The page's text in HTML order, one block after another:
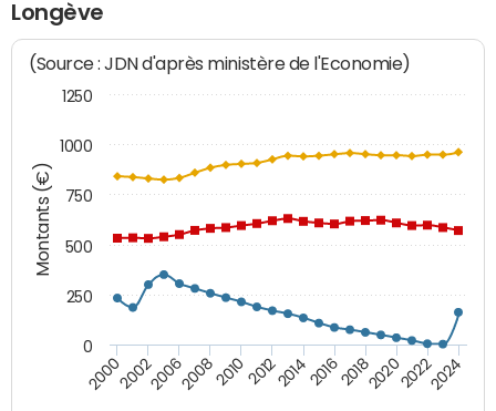
Longève
Montants (€)
(Source : JDN d'après ministère de l'Economie)
200020022006200820102012201420162018202020222024
0
250
500
750
1000
1250